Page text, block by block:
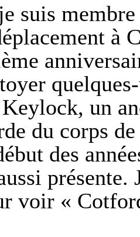
suis
à
un
du corps
des
présente.
voir «